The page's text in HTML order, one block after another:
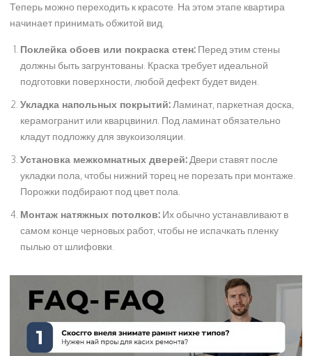
Теперь можно переходить к красоте. На этом этапе квартира
начинает принимать обжитой вид.
Поклейка обоев или покраска стен: Перед этим стены
должны быть загрунтованы. Краска требует идеальной
подготовки поверхности, любой дефект будет виден.
Укладка напольных покрытий: Ламинат, паркетная доска,
керамогранит или кварцвинил. Под ламинат обязательно
кладут подложку для звукоизоляции.
Установка межкомнатных дверей: Двери ставят после
укладки пола, чтобы нижний торец не порезать при монтаже.
Порожки подбирают под цвет пола.
Монтаж натяжных потолков: Их обычно устанавливают в
самом конце черновых работ, чтобы не испачкать пленку
пылью от шлифовки.